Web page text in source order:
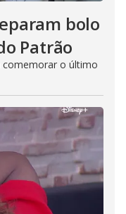
bolo
Patrão
comemorar o último